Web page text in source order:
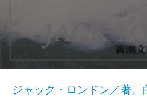
ジャック・ロンドン／著、